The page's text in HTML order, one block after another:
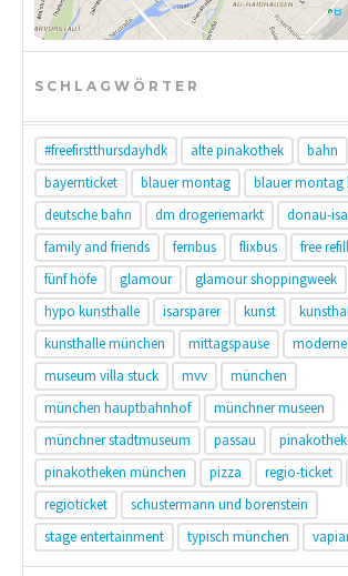
SCHLAGWÖRTER
#freefirstthursdayhdk alte pinakothek bahn
bayernticket
blauer montag blauer montag
deutsche bahn
dm drogeriemarkt
donau-
family and friends
fernbus flixbus free refill
fünf höfe
glamour glamour shoppingweek
hypo kunsthalle
isarsparer kunst
kunsthalle münchen
mittagspause
museum villa stuck
mvv
münchen
münchen hauptbahnhof
münchner museen
münchner stadtmuseum
passau
pinakotheken münchen
pizza regio-ticket
regioticket
schustermann und borenstein
stage entertainment
typisch münchen